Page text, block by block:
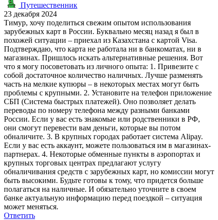
Путешественник
23 декабря 2024
Тимур, хочу поделиться свежим опытом использования
зарубежных карт в России. Буквально месяц назад я был в
похожей ситуации – приехал из Казахстана с картой Visa.
Подтверждаю, что карта не работала ни в банкоматах, ни в
магазинах. Пришлось искать альтернативные решения. Вот
что я могу посоветовать из личного опыта: 1. Привезите с
собой достаточное количество наличных. Лучше разменять
часть на мелкие купюры – в некоторых местах могут быть
проблемы с крупными. 2. Установите на телефон приложение
СБП (Система быстрых платежей). Оно позволяет делать
переводы по номеру телефона между разными банками
России. Если у вас есть знакомые или родственники в РФ,
они смогут перевести вам деньги, которые вы потом
обналичите. 3. В крупных городах работает система Alipay.
Если у вас есть аккаунт, можете пользоваться им в магазинах-
партнерах. 4. Некоторые обменные пункты в аэропортах и
крупных торговых центрах предлагают услугу
обналичивания средств с зарубежных карт, но комиссии могут
быть высокими. Будьте готовы к тому, что придется больше
полагаться на наличные. И обязательно уточните в своем
банке актуальную информацию перед поездкой – ситуация
может меняться.
Ответить